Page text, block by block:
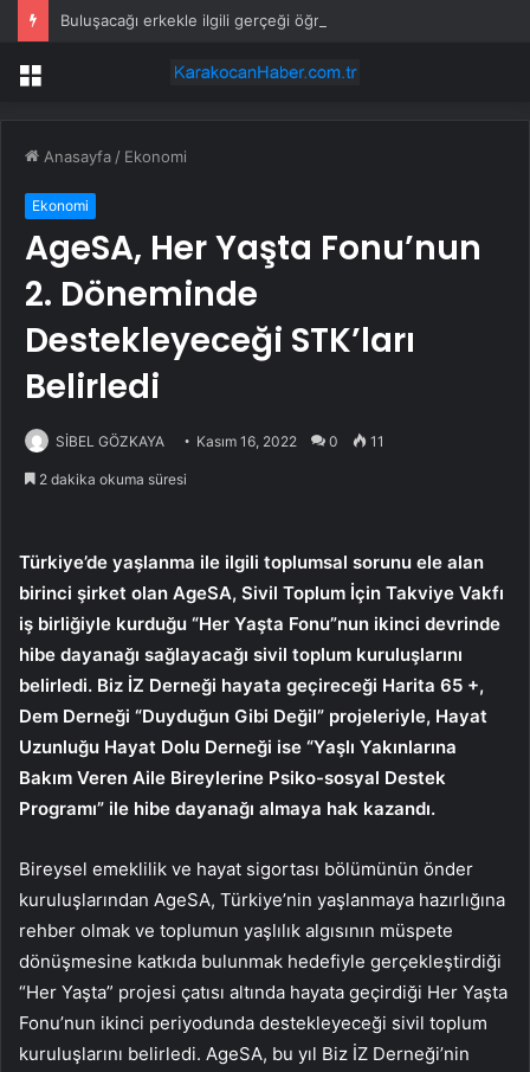
Menü
Anasayfa / Ekonomi
Ekonomi
AgeSA, Her Yaşta Fonu’nun
2. Döneminde
Destekleyeceği STK’ları
Belirledi
SİBEL GÖZKAYA Kasım 16, 2022 0 11
2 dakika okuma süresi
Türkiye’de yaşlanma ile ilgili toplumsal sorunu ele alan
birinci şirket olan AgeSA, Sivil Toplum İçin Takviye Vakfı
iş birliğiyle kurduğu “Her Yaşta Fonu”nun ikinci devrinde
hibe dayanağı sağlayacağı sivil toplum kuruluşlarını
belirledi. Biz İZ Derneği hayata geçireceği Harita 65 +,
Dem Derneği “Duyduğun Gibi Değil” projeleriyle, Hayat
Uzunluğu Hayat Dolu Derneği ise “Yaşlı Yakınlarına
Bakım Veren Aile Bireylerine Psiko-sosyal Destek
Programı” ile hibe dayanağı almaya hak kazandı.
Bireysel emeklilik ve hayat sigortası bölümünün önder
kuruluşlarından AgeSA, Türkiye’nin yaşlanmaya hazırlığına
rehber olmak ve toplumun yaşlılık algısının müspete
dönüşmesine katkıda bulunmak hedefiyle gerçekleştirdiği
“Her Yaşta” projesi çatısı altında hayata geçirdiği Her Yaşta
Fonu’nun ikinci periyodunda destekleyeceği sivil toplum
kuruluşlarını belirledi. AgeSA, bu yıl Biz İZ Derneği’nin